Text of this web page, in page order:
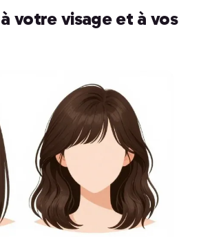
votre visage et à vos